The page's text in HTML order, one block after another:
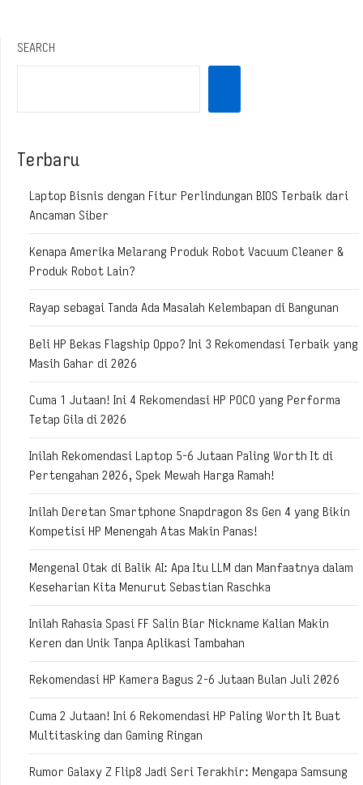
SEARCH
Terbaru
Laptop Bisnis dengan Fitur Perlindungan BIOS Terbaik dari
Ancaman Siber
Kenapa Amerika Melarang Produk Robot Vacuum Cleaner &
Produk Robot Lain?
Rayap sebagai Tanda Ada Masalah Kelembapan di Bangunan
Beli HP Bekas Flagship Oppo? Ini 3 Rekomendasi Terbaik yang
Masih Gahar di 2026
Cuma 1 Jutaan! Ini 4 Rekomendasi HP POCO yang Performa
Tetap Gila di 2026
Inilah Rekomendasi Laptop 5-6 Jutaan Paling Worth It di
Pertengahan 2026, Spek Mewah Harga Ramah!
Inilah Deretan Smartphone Snapdragon 8s Gen 4 yang Bikin
Kompetisi HP Menengah Atas Makin Panas!
Mengenal Otak di Balik AI: Apa Itu LLM dan Manfaatnya dalam
Keseharian Kita Menurut Sebastian Raschka
Inilah Rahasia Spasi FF Salin Biar Nickname Kalian Makin
Keren dan Unik Tanpa Aplikasi Tambahan
Rekomendasi HP Kamera Bagus 2-6 Jutaan Bulan Juli 2026
Cuma 2 Jutaan! Ini 6 Rekomendasi HP Paling Worth It Buat
Multitasking dan Gaming Ringan
Rumor Galaxy Z Flip8 Jadi Seri Terakhir: Mengapa Samsung